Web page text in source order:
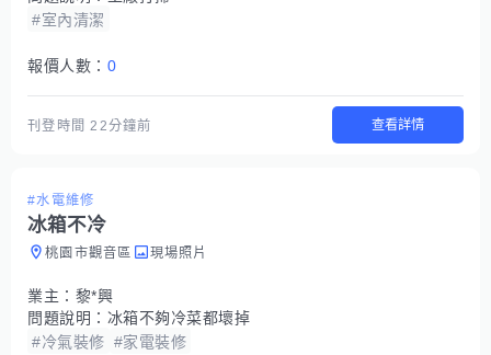
#室內清潔
報價人數： 0
刊登時間22分鐘前 查看詳情
#水電維修
冰箱不冷
桃園市觀音區 現場照片
業主： 黎*興
問題說明： 冰箱不夠冷菜都壞掉
#冷氣裝修 #家電裝修